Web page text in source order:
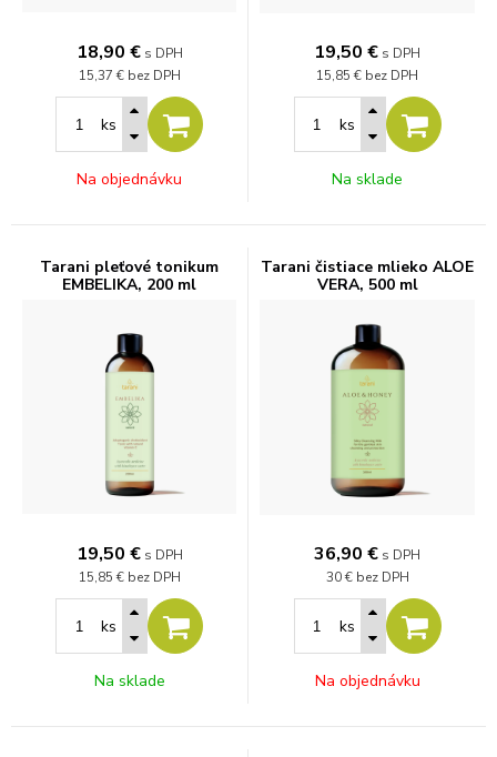
18,90 € s DPH
15,37 € bez DPH
ks
Na objednávku
19,50 € s DPH
15,85 € bez DPH
ks
Na sklade
Tarani pleťové tonikum
EMBELIKA, 200 ml
19,50 € s DPH
15,85 € bez DPH
ks
Na sklade
Tarani čistiace mlieko ALOE
VERA, 500 ml
36,90 € s DPH
30 € bez DPH
ks
Na objednávku